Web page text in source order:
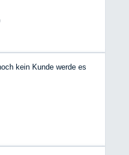
Alles gut erklärt,
Sehr netter und
und die eifrigen
kein Kunde werde es